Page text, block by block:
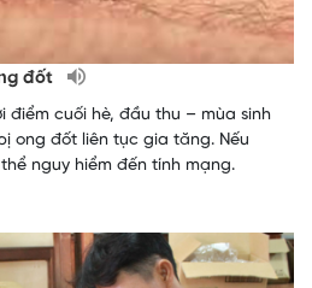
đốt
điểm cuối hè, đầu thu – mùa sinh
ong đốt liên tục gia tăng. Nếu
nguy hiểm đến tính mạng.